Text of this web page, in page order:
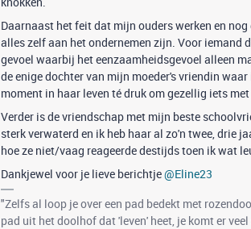
Daarnaast het feit dat mijn ouders werken en
alles zelf aan het ondernemen zijn. Voor
gevoel waarbij het eenzaamheidsgevoel alleen
de enige dochter van mijn moeder's vriendin
moment in haar leven té druk om gezellig iets
Verder is de vriendschap met mijn beste
sterk verwaterd en ik heb haar al zo'n twee, drie
hoe ze niet/vaag reageerde destijds toen ik wat
Dankjewel voor je lieve berichtje@Eline23
"Zelfs al loop je over een pad bedekt met
pad uit het doolhof dat 'leven' heet, je komt er